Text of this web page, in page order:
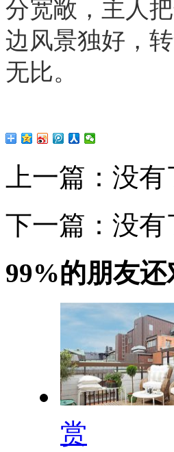
分宽敞，主人
边风景独好，
无比。
上一篇：没有
下一篇：没有
99%的朋友
赏